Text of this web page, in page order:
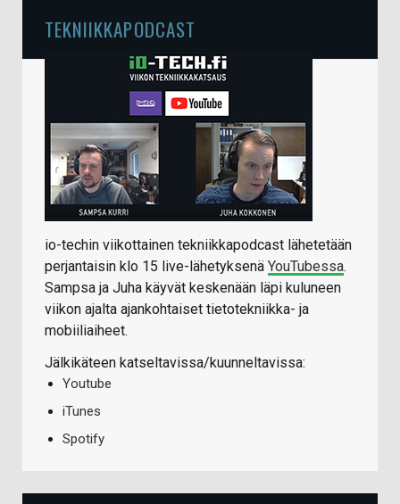
TEKNIIKKAPODCAST
io-techin viikottainen tekniikkapodcast lähetetään
perjantaisin klo 15 live-lähetyksenä YouTubessa.
Sampsa ja Juha käyvät keskenään läpi kuluneen
viikon ajalta ajankohtaiset tietotekniikka- ja
mobiiliaiheet.
Jälkikäteen katseltavissa/kuunneltavissa:
Youtube
iTunes
Spotify